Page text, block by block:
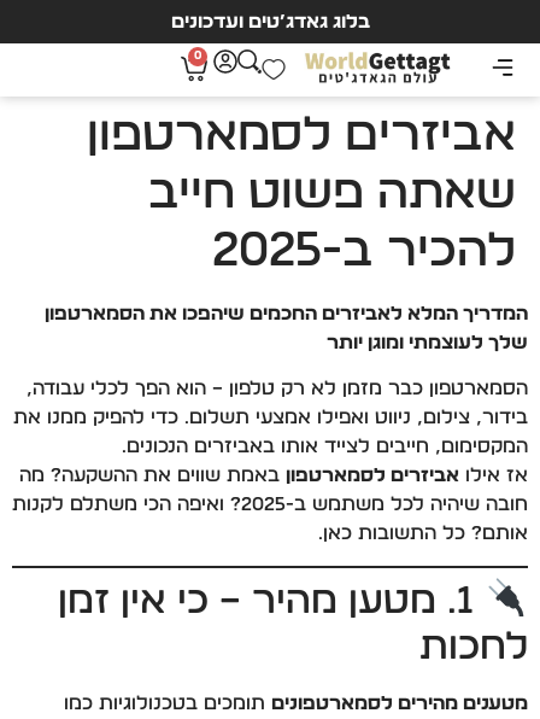
בלוג גאדג’טים ועדכונים
0
אביזרים לסמארטפון
שאתה פשוט חייב
להכיר ב-2025
המדריך המלא לאביזרים החכמים שיהפכו את הסמארטפון
שלך לעוצמתי ומוגן יותר
הסמארטפון כבר מזמן לא רק טלפון – הוא הפך לכלי עבודה,
בידור, צילום, ניווט ואפילו אמצעי תשלום. כדי להפיק ממנו את
המקסימום, חייבים לצייד אותו באביזרים הנכונים.
אז אילו אביזרים לסמארטפון באמת שווים את ההשקעה? מה
חובה שיהיה לכל משתמש ב-2025? ואיפה הכי משתלם לקנות
אותם? כל התשובות כאן.
1. מטען מהיר – כי אין זמן
לחכות
מטענים מהירים לסמארטפונים תומכים בטכנולוגיות כמו